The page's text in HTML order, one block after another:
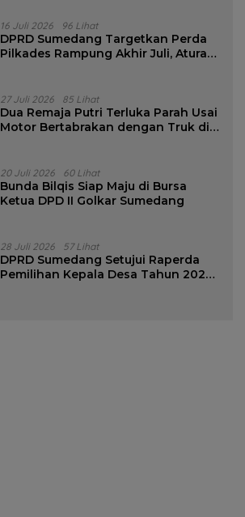
16 Juli 2026 96 Lihat
DPRD Sumedang Targetkan Perda
Pilkades Rampung Akhir Juli, Aturan
27 Juli 2026 85 Lihat
Dua Remaja Putri Terluka Parah Usai
Motor Bertabrakan dengan Truk di
20 Juli 2026 60 Lihat
Bunda Bilqis Siap Maju di Bursa
Ketua DPD II Golkar Sumedang
28 Juli 2026 57 Lihat
DPRD Sumedang Setujui Raperda
Pemilihan Kepala Desa Tahun 2026